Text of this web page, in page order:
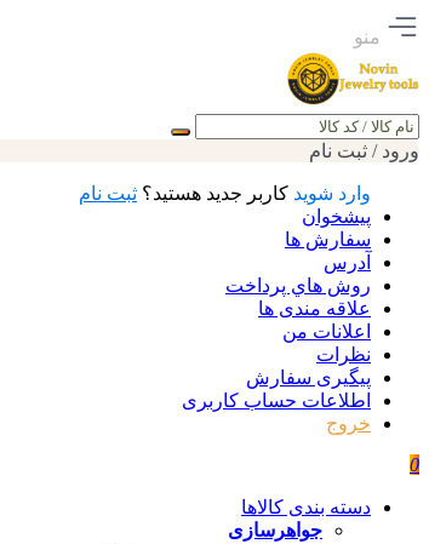
منو
جستجو
ورود / ثبت نام
وارد شوید کاربر جدید هستید؟ ثبت نام
پیشخوان
سفارش ها
آدرس
روش هاي پرداخت
علاقه مندی ها
اعلانات من
نظرات
پیگیری سفارش
اطلاعات حساب كاربری
خروج
0
دسته بندی کالاها
جواهرسازی